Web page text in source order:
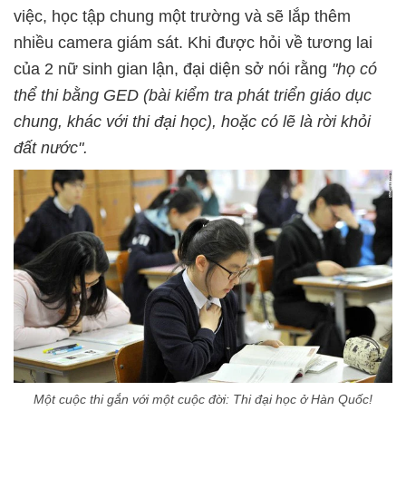
việc, học tập chung một trường và sẽ lắp thêm
nhiều camera giám sát. Khi được hỏi về tương lai
của 2 nữ sinh gian lận, đại diện sở nói rằng "họ có
thể thi bằng GED (bài kiểm tra phát triển giáo dục
chung, khác với thi đại học), hoặc có lẽ là rời khỏi
đất nước".
Một cuộc thi gắn với một cuộc đời: Thi đại học ở Hàn Quốc!